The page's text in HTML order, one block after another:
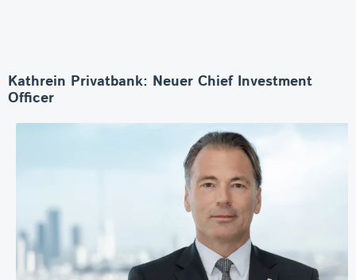
Kathrein Privatbank: Neuer Chief Investment
Officer